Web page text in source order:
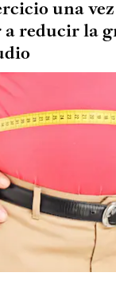
una
a reducir la